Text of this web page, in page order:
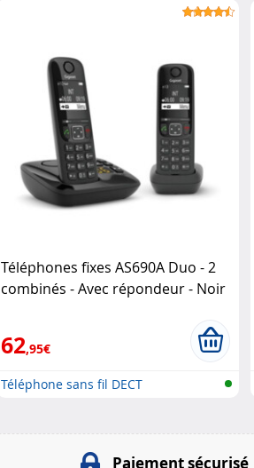
Téléphones fixes AS690A Duo - 2
combinés - Avec répondeur - Noir
62,95€
Téléphone sans fil DECT
Paiement sécurisé